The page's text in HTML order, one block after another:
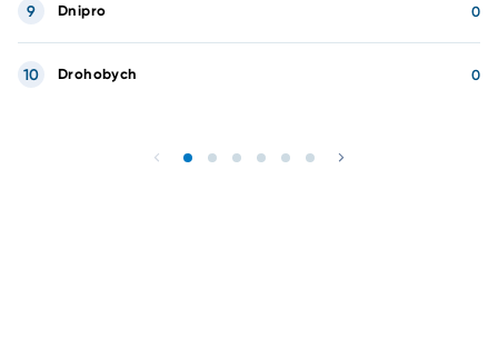
Dnipro 0
9
Drohobych 0
10